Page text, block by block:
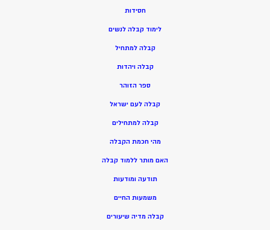
חסידות
לימוד קבלה לנשים
קבלה למתחיל
קבלה ויהדות
ספר הזוהר
קבלה לעם ישראל
קבלה למתחילים
מהי חכמת הקבלה
האם מותר ללמוד קבלה
תודעה ומודעות
משמעות החיים
קבלה מדיה שיעורים